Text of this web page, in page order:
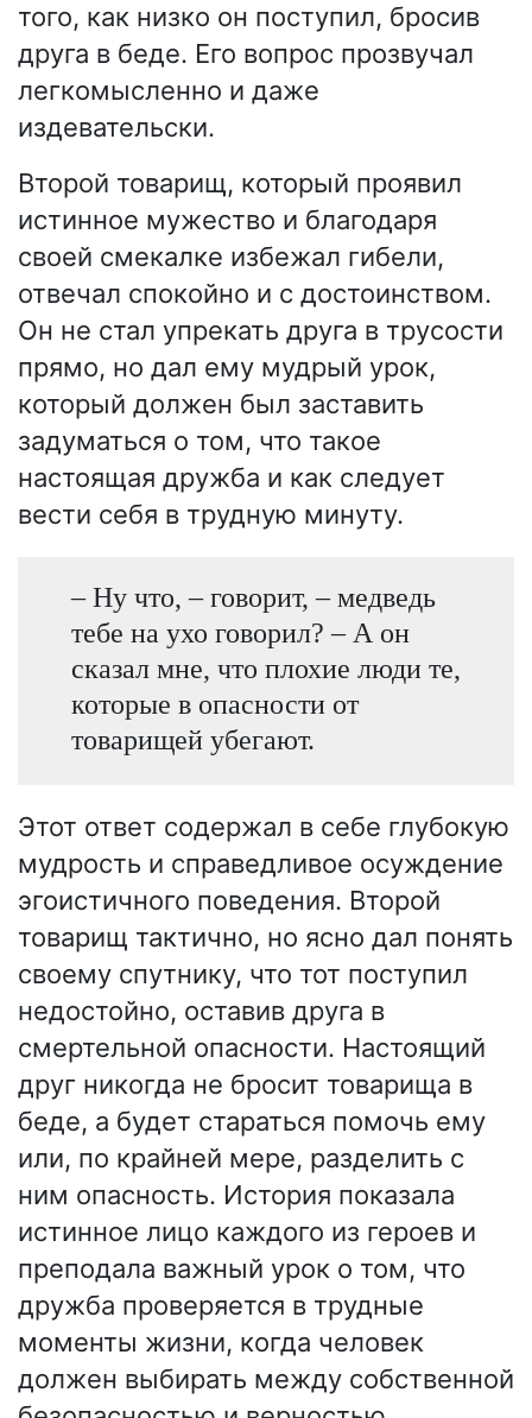
того, как низко он поступил, бросив
друга в беде. Его вопрос прозвучал
легкомысленно и даже
издевательски.
Второй товарищ, который проявил
истинное мужество и благодаря
своей смекалке избежал гибели,
отвечал спокойно и с достоинством.
Он не стал упрекать друга в трусости
прямо, но дал ему мудрый урок,
который должен был заставить
задуматься о том, что такое
настоящая дружба и как следует
вести себя в трудную минуту.
– Ну что, – говорит, – медведь
тебе на ухо говорил? – А он
сказал мне, что плохие люди те,
которые в опасности от
товарищей убегают.
Этот ответ содержал в себе глубокую
мудрость и справедливое осуждение
эгоистичного поведения. Второй
товарищ тактично, но ясно дал понять
своему спутнику, что тот поступил
недостойно, оставив друга в
смертельной опасности. Настоящий
друг никогда не бросит товарища в
беде, а будет стараться помочь ему
или, по крайней мере, разделить с
ним опасность. История показала
истинное лицо каждого из героев и
преподала важный урок о том, что
дружба проверяется в трудные
моменты жизни, когда человек
должен выбирать между собственной